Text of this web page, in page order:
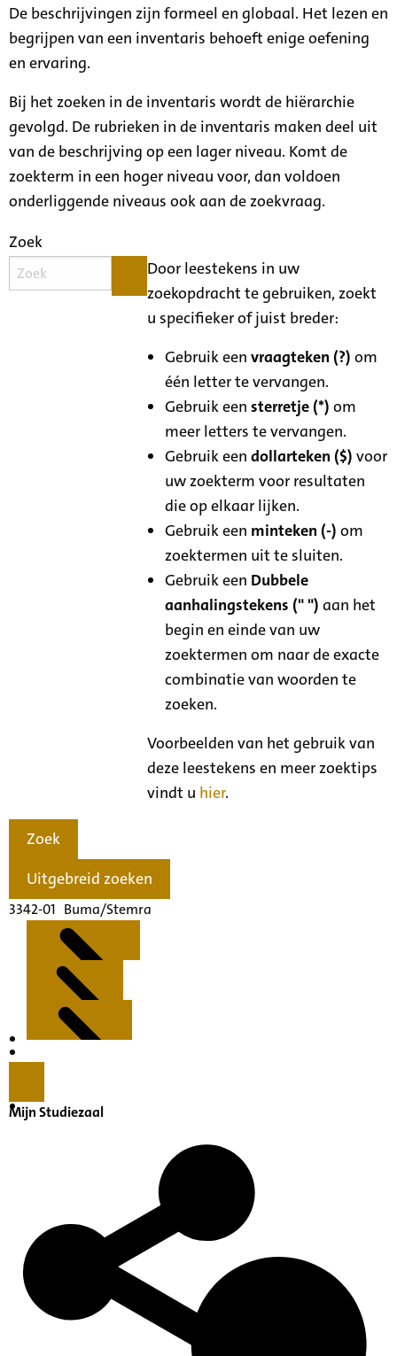
De beschrijvingen zijn formeel en globaal. Het lezen en
begrijpen van een inventaris behoeft enige oefening
en ervaring.
Bij het zoeken in de inventaris wordt de hiërarchie
gevolgd. De rubrieken in de inventaris maken deel uit
van de beschrijving op een lager niveau. Komt de
zoekterm in een hoger niveau voor, dan voldoen
onderliggende niveaus ook aan de zoekvraag.
Zoek
Door leestekens in uw
zoekopdracht te gebruiken, zoekt
u specifieker of juist breder:
Gebruik eenvraagteken (?) om
één letter te vervangen.
Gebruik eensterretje (*) om
meer letters te vervangen.
Gebruik eendollarteken ($) voor
uw zoekterm voor resultaten
die op elkaar lijken.
Gebruik een minteken (-) om
zoektermen uit te sluiten.
Gebruik een Dubbele
aanhalingstekens (" ") aan het
begin en einde van uw
zoektermen om naar de exacte
combinatie van woorden te
zoeken.
Voorbeelden van het gebruik van
deze leestekens en meer zoektips
vindt u hier.
Zoek
Uitgebreid zoeken
3342-01 Buma/Stemra
Inventaris
Mijn Studiezaal